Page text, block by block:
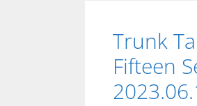
Trunk
Fifteen